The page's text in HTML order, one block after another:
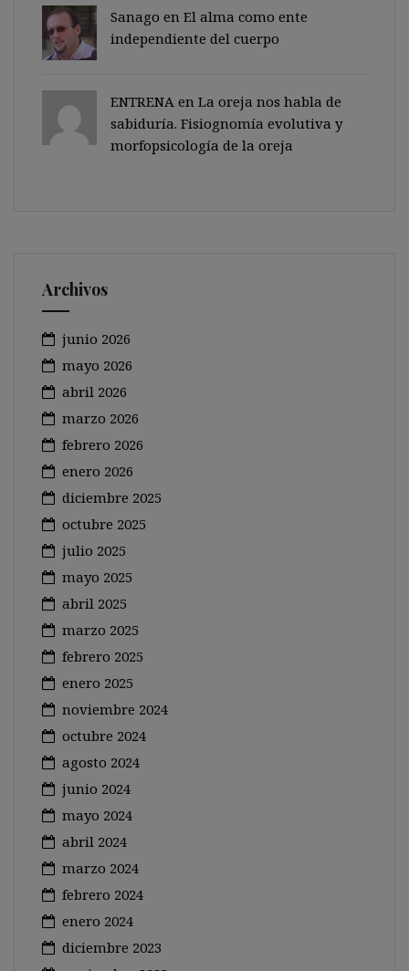
Sanago en El alma como ente
independiente del cuerpo
ENTRENA en La oreja nos habla de
sabiduría. Fisiognomía evolutiva y
morfopsicología de la oreja
Archivos
junio 2026
mayo 2026
abril 2026
marzo 2026
febrero 2026
enero 2026
diciembre 2025
octubre 2025
julio 2025
mayo 2025
abril 2025
marzo 2025
febrero 2025
enero 2025
noviembre 2024
octubre 2024
agosto 2024
junio 2024
mayo 2024
abril 2024
marzo 2024
febrero 2024
enero 2024
diciembre 2023